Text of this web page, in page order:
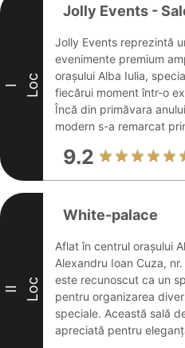
I Loc
Jolly Events -
Jolly Events reprezintă
evenimente premium
orașului Alba Iulia,
fiecărui moment într-o
Încă din primăvara
modern s-a remarcat
9.2
II Loc
White-palace
Aflat în centrul orașului
Alexandru Ioan Cuza,
este recunoscut ca un
pentru organizarea
speciale. Această sală
apreciată pentru